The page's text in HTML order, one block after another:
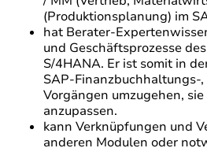
(Produktionsplanung) im
hat Berater-
und Geschäftsprozesse
S/4HANA. Er ist somit in
SAP-Finanzbuchhaltungs-
Vorgängen umzugehen,
anzupassen.
kann Verknüpfungen und
anderen Modulen oder